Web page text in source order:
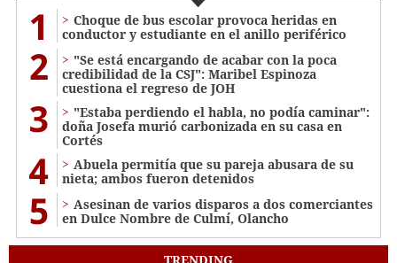
1
Choque de bus escolar provoca heridas en
conductor y estudiante en el anillo periférico
2
"Se está encargando de acabar con la poca
credibilidad de la CSJ": Maribel Espinoza
cuestiona el regreso de JOH
3
"Estaba perdiendo el habla, no podía caminar":
doña Josefa murió carbonizada en su casa en
Cortés
4
Abuela permitía que su pareja abusara de su
nieta; ambos fueron detenidos
5
Asesinan de varios disparos a dos comerciantes
en Dulce Nombre de Culmí, Olancho
TRENDING